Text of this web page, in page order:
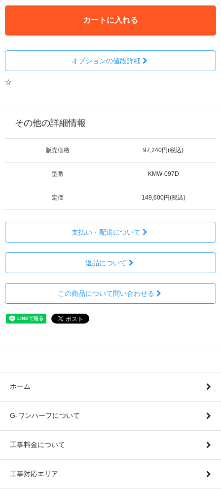
カートに入れる
オプションの値段詳細
☆
その他の詳細情報
販売価格 97,240円(税込)
型番 KMW-097D
定価 149,600円(税込)
支払い・配送について
返品について
この商品について問い合わせる
ホーム
G-ワンハーフについて
工事料金について
工事対応エリア